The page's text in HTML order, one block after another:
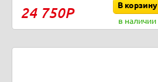
24 750Р
В корзину
в наличии